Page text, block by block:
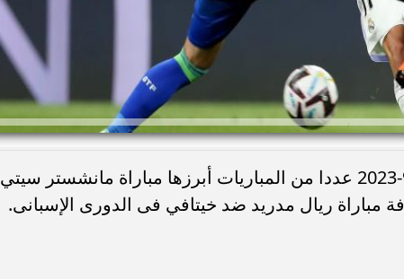
تشهد ملاعب العالم اليوم السبت 2-9-2023 عددا من المباريات أبرزها مباراة مانشستر سيتي
مباراة ريال مدريد ضد خيتافي فى الدورى الإسبانى.